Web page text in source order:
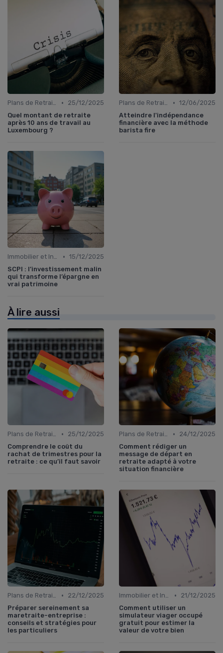
Plans de Retraite et Pensions •
25/12/2025
Quel montant de retraite
après 10 ans de travail au
Luxembourg ?
Plans de Retraite et Pensions • 12/06/2025
Atteindre l'indépendance
financière avec la méthode
barista fire
Immobilier et Investissements Locatifs • 15/12/2025
SCPI : l’investissement malin
qui transforme l’épargne en
vrai patrimoine
À lire aussi
Plans de Retraite et Pensions •
25/12/2025
Comprendre le coût du
rachat de trimestres pour la
retraite : ce qu’il faut savoir
Plans de Retraite et Pensions •
24/12/2025
Comment rédiger un
message de départ en
retraite adapté à votre
situation financière
Plans de Retraite et Pensions •
22/12/2025
Préparer sereinement sa
maretraite-entreprise :
conseils et stratégies pour
les particuliers
Immobilier et Investissements Locatifs •
21/12/2025
Comment utiliser un
simulateur viager occupé
gratuit pour estimer la
valeur de votre bien